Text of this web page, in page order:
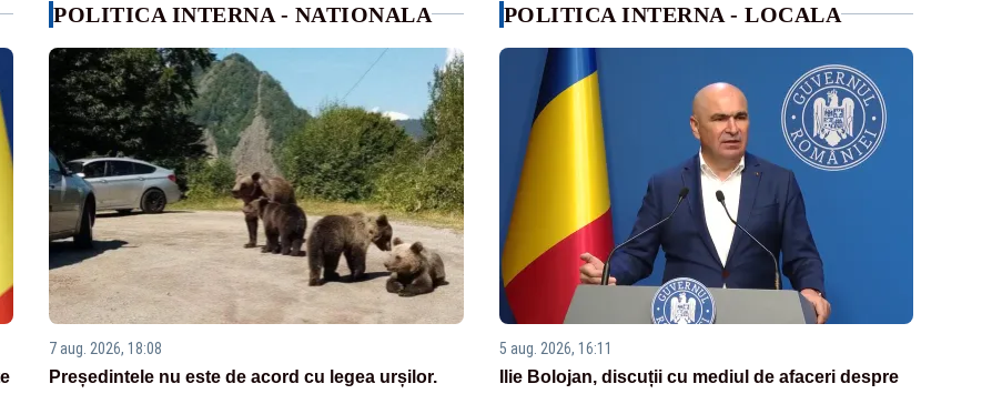
POLITICA INTERNA - NATIONALA
7 aug. 2026, 18:08
Președintele nu este de acord cu legea urșilor.
POLITICA INTERNA - LOCALA
5 aug. 2026, 16:11
Ilie Bolojan, discuții cu mediul de afaceri despre